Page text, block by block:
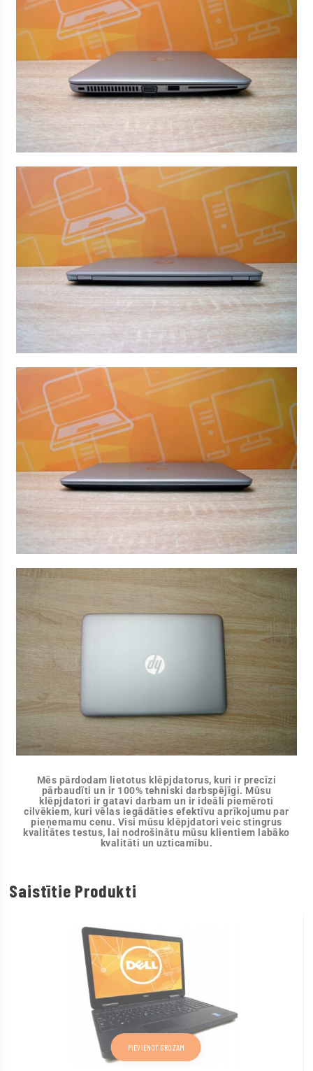
Mēs pārdodam lietotus klēpjdatorus, kuri ir precīzi
pārbaudīti un ir 100% tehniski darbspējīgi. Mūsu
klēpjdatori ir gatavi darbam un ir ideāli piemēroti
cilvēkiem, kuri vēlas iegādāties efektīvu aprīkojumu par
pieņemamu cenu. Visi mūsu klēpjdatori veic stingrus
kvalitātes testus, lai nodrošinātu mūsu klientiem labāko
kvalitāti un uzticamību.
Saistītie Produkti
PIEVIENOT GROZAM